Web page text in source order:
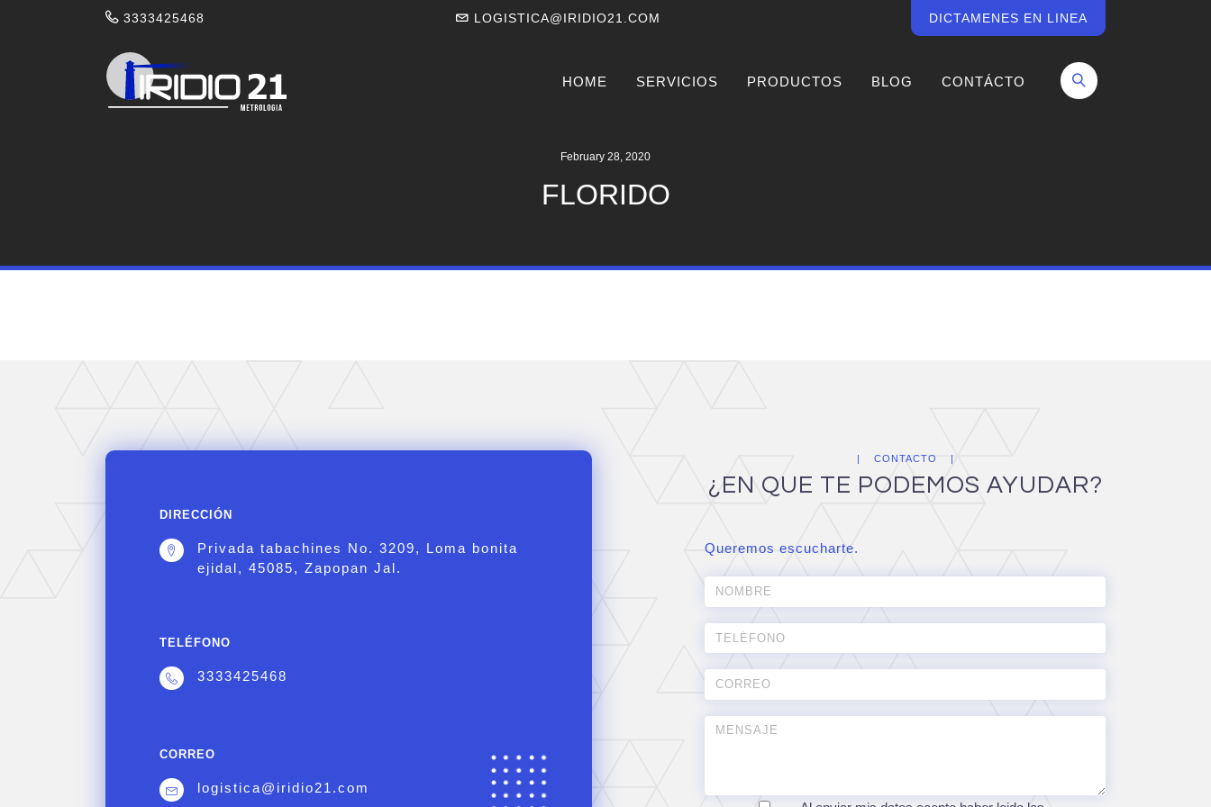
3333425468 LOGISTICA@IRIDIO21.COM DICTAMENES EN LINEA
HOME SERVICIOS PRODUCTOS BLOG CONTÁCTO
February 28, 2020
FLORIDO
DIRECCIÓN
Privada tabachines No. 3209, Loma bonita
ejidal, 45085, Zapopan Jal.
TELÉFONO
3333425468
CORREO
logistica@iridio21.com
CONTACTO
¿EN QUE TE PODEMOS AYUDAR?
Queremos escucharte.